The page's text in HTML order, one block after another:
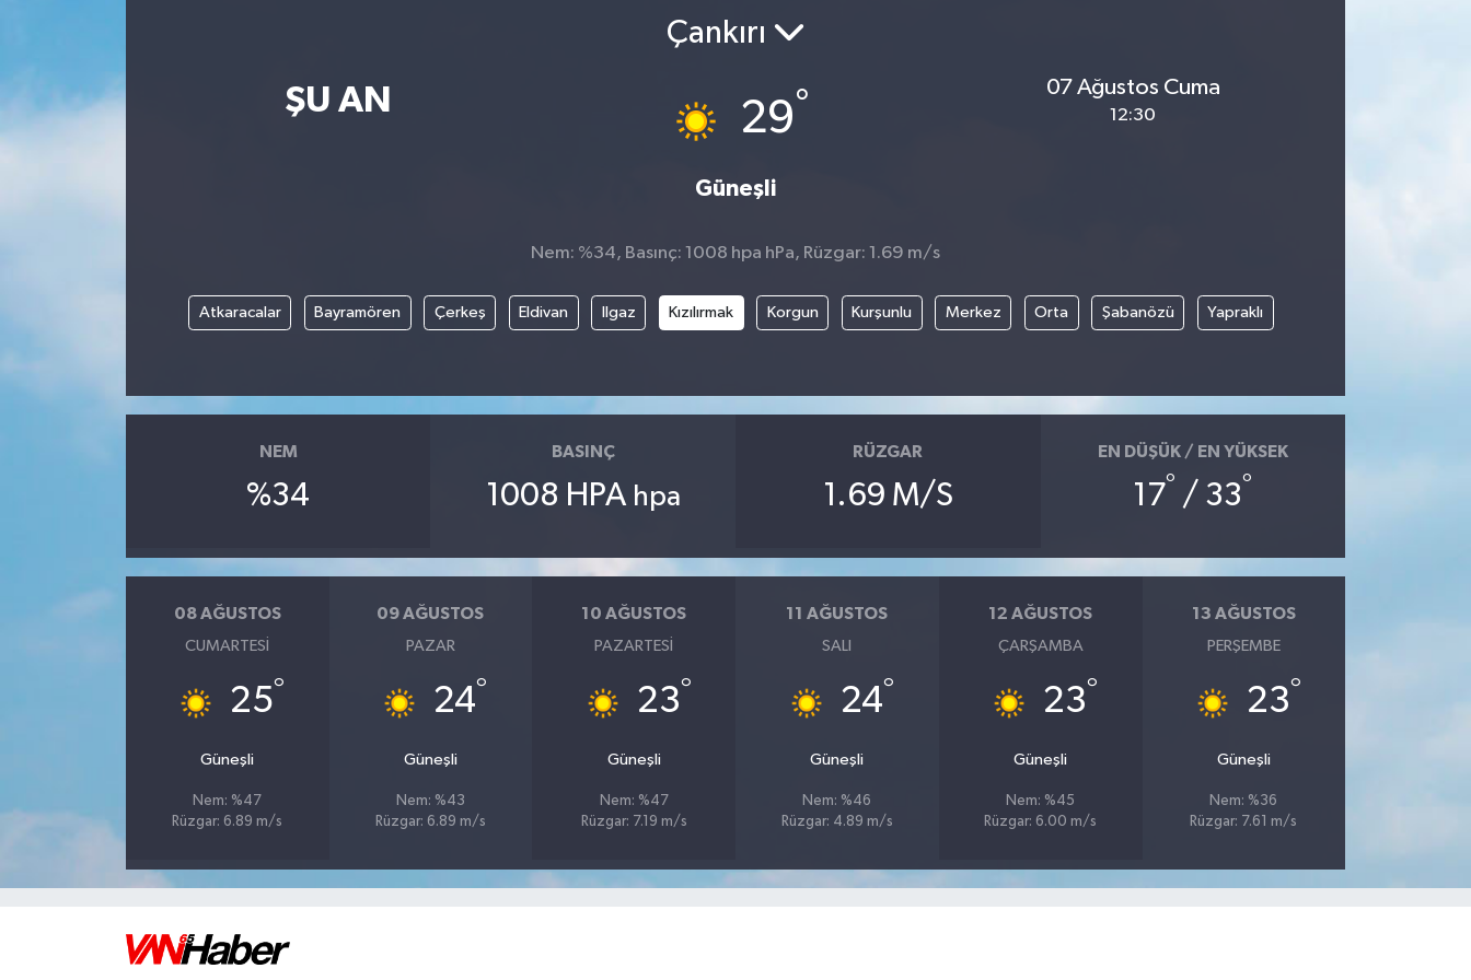
ŞU AN
Çankırı
29°
Güneşli
07 Ağustos Cuma
12:30
Nem: %34, Basınç: 1008 hpa hPa, Rüzgar: 1.69 m/s
Atkaracalar Bayramören Çerkeş Eldivan Ilgaz Kızılırmak Korgun Kurşunlu Merkez Orta Şabanözü Yapraklı
NEM
%34
BASINÇ
1008 HPA hpa
RÜZGAR
1.69 M/S
EN DÜŞÜK / EN YÜKSEK
17° / 33°
08 AĞUSTOS
CUMARTESI
25°
Güneşli
Nem: %47
Rüzgar: 6.89 m/s
09 AĞUSTOS
PAZAR
24°
Güneşli
Nem: %43
Rüzgar: 6.89 m/s
10 AĞUSTOS
PAZARTESI
23°
Güneşli
Nem: %47
Rüzgar: 7.19 m/s
11 AĞUSTOS
SALI
24°
Güneşli
Nem: %46
Rüzgar: 4.89 m/s
12 AĞUSTOS
ÇARŞAMBA
23°
Güneşli
Nem: %45
Rüzgar: 6.00 m/s
13 AĞUSTOS
PERŞEMBE
23°
Güneşli
Nem: %36
Rüzgar: 7.61 m/s